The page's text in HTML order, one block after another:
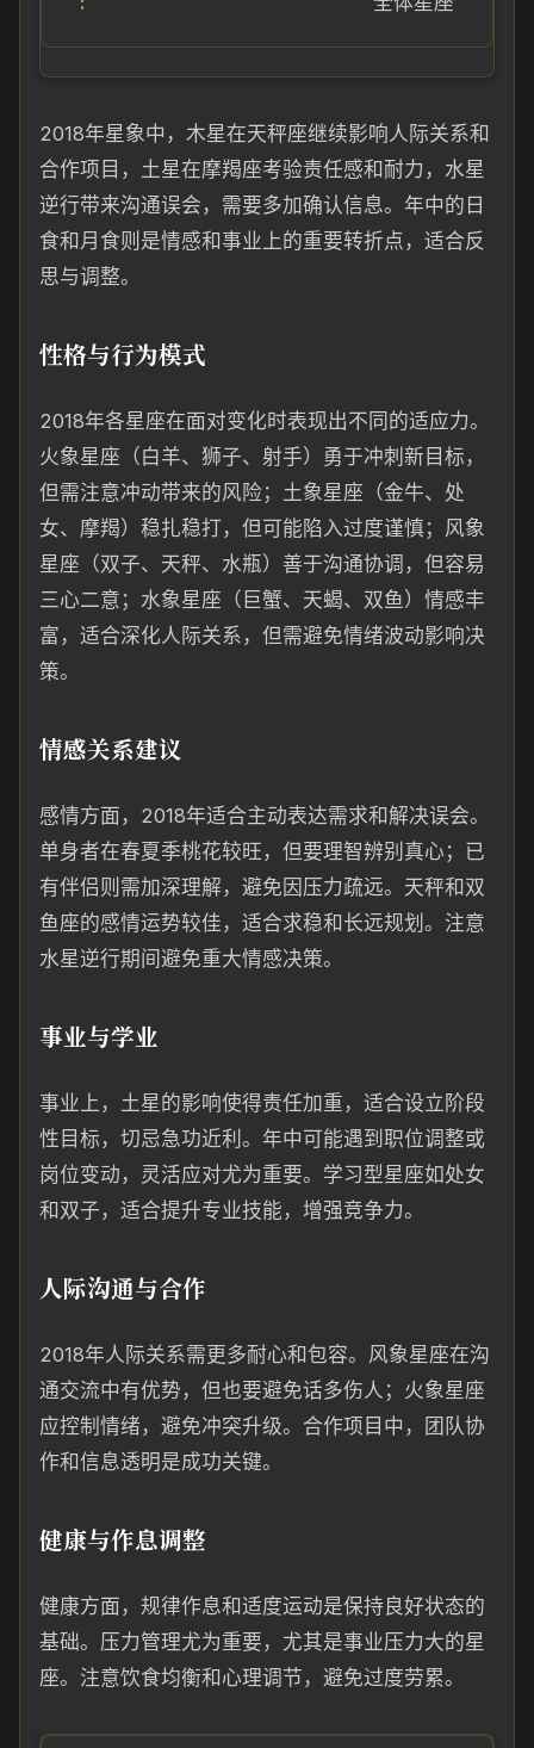
2018年星象中，木星在天秤座继续影响人际关系和
合作项目，土星在摩羯座考验责任感和耐力，水星
逆行带来沟通误会，需要多加确认信息。年中的日
食和月食则是情感和事业上的重要转折点，适合反
思与调整。
性格与行为模式
2018年各星座在面对变化时表现出不同的适应力。
火象星座（白羊、狮子、射手）勇于冲刺新目标，
但需注意冲动带来的风险；土象星座（金牛、处
女、摩羯）稳扎稳打，但可能陷入过度谨慎；风象
星座（双子、天秤、水瓶）善于沟通协调，但容易
三心二意；水象星座（巨蟹、天蝎、双鱼）情感丰
富，适合深化人际关系，但需避免情绪波动影响决
策。
情感关系建议
感情方面，2018年适合主动表达需求和解决误会。
单身者在春夏季桃花较旺，但要理智辨别真心；已
有伴侣则需加深理解，避免因压力疏远。天秤和双
鱼座的感情运势较佳，适合求稳和长远规划。注意
水星逆行期间避免重大情感决策。
事业与学业
事业上，土星的影响使得责任加重，适合设立阶段
性目标，切忌急功近利。年中可能遇到职位调整或
岗位变动，灵活应对尤为重要。学习型星座如处女
和双子，适合提升专业技能，增强竞争力。
人际沟通与合作
2018年人际关系需更多耐心和包容。风象星座在沟
通交流中有优势，但也要避免话多伤人；火象星座
应控制情绪，避免冲突升级。合作项目中，团队协
作和信息透明是成功关键。
健康与作息调整
健康方面，规律作息和适度运动是保持良好状态的
基础。压力管理尤为重要，尤其是事业压力大的星
座。注意饮食均衡和心理调节，避免过度劳累。